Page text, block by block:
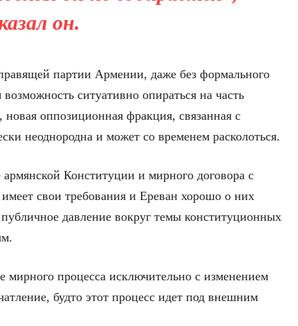
он.
партии Армении, даже без формального
ситуативно опираться на часть
оппозиционная фракция, связанная с
неоднородна и может со временем расколоться.
Конституции и мирного договора с
свои требования и Ереван хорошо о них
давление вокруг темы конституционных
мирного процесса исключительно с изменением
будто этот процесс идет под внешним